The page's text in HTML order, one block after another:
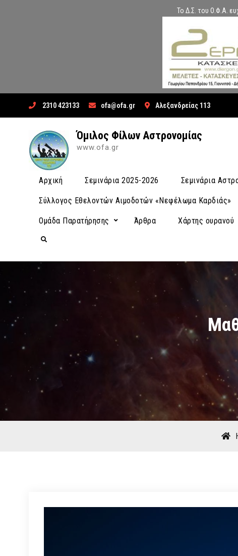
Το Δ.Σ. του Ο.Φ.Α.
2310 423133 ofa@ofa.gr Αλεξανδρείας 113
Όμιλος Φίλων Αστρονομίας
www.ofa.gr
Αρχική Σεμινάρια 2025-2026 Σεμινάρια
Σύλλογος Εθελοντών Αιμοδοτών «Νεφέλωμα Καρδιάς»
Ομάδα Παρατήρησης Άρθρα Χάρτης ουρανού
Search